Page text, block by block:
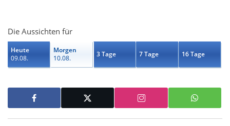
Die Aussichten für
Heute
09.08.
Morgen
10.08.
3 Tage 7 Tage 16 Tage